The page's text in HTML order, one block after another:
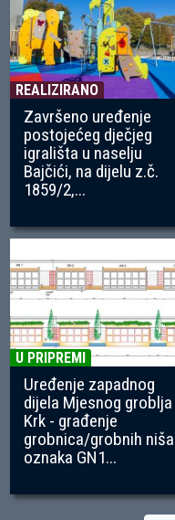
REALIZIRANO
Završeno uređenje
postojećeg dječjeg
igrališta u naselju
Bajčići, na dijelu z.č.
1859/2,...
U PRIPREMI
Uređenje zapadnog
dijela Mjesnog groblja
Krk - građenje
grobnica/grobnih niša
oznaka GN1...